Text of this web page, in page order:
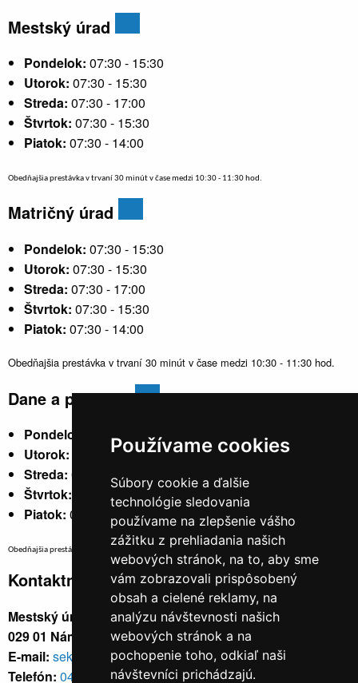
Používame cookies
Súbory cookie a ďalšie
technológie sledovania
používame na zlepšenie vášho
zážitku z prehliadania našich
webových stránok, na to, aby sme
vám zobrazovali prispôsobený
obsah a cielené reklamy, na
analýzu návštevnosti našich
webových stránok a na
pochopenie toho, odkiaľ naši
návštevníci prichádzajú.
Mestský úrad
Pondelok: 07:30 - 15:30
Utorok: 07:30 - 15:30
Streda: 07:30 - 17:00
Štvrtok: 07:30 - 15:30
Piatok: 07:30 - 14:00
Obedňajšia prestávka v trvaní 30 minút v čase medzi 10:30 - 11:30 hod.
Matričný úrad
Pondelok: 07:30 - 15:30
Utorok: 07:30 - 15:30
Streda: 07:30 - 17:00
Štvrtok: 07:30 - 15:30
Piatok: 07:30 - 14:00
Obedňajšia prestávka v trvaní 30 minút v čase medzi 10:30 - 11:30 hod.
Dane a poplatky
Pondelok:
07:30 - 15:30
Utorok:
nestránkový
Streda: 07:30 - 17:00
Štvrtok:
nestránkový
Piatok: 07:30 - 14:00
Obedňajšia prestávka v trvaní 30 minút v čase medzi 10:30 - 11:30 hod.
Kontaktné údaje
Mestský úrad, Cyrila a Metoda 329/6,
029 01 Námestovo
E-mail: sekretariat@namestovo.sk
Telefón: 043 5504711